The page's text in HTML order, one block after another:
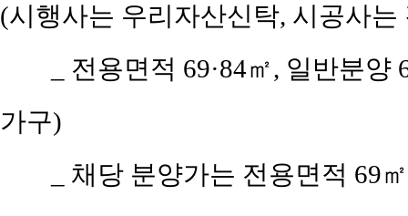
(시행사는 우리자산신탁, 시공사는
_ 전용면적 69·84㎡, 일반분
가구)
_ 채당 분양가는 전용면적 69